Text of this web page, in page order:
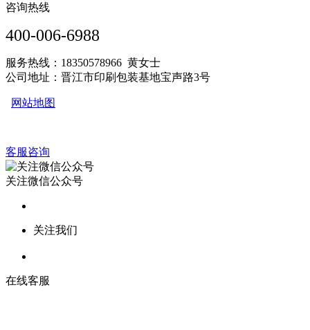
咨询热线
400-006-6988
服务热线：18350578966 黄女士
公司地址：晋江市印刷包装基地宝声路3号
网站地图
客服咨询
关注微信公众号
关注我们
在线客服